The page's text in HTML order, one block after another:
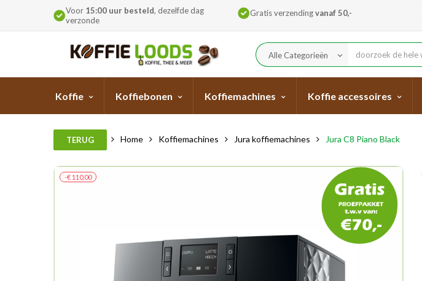
Voor 15:00 uur besteld, dezelfde dag
verzonde
Gratis verzendingvanaf 50,-
Alle Categorieën keyboard_arrow_down
Koffie Koffiebonen Koffiemachines Koffie accessoires
TERUG Home Koffiemachines Jura koffiemachines Jura C8 Piano Black
-€ 110,00